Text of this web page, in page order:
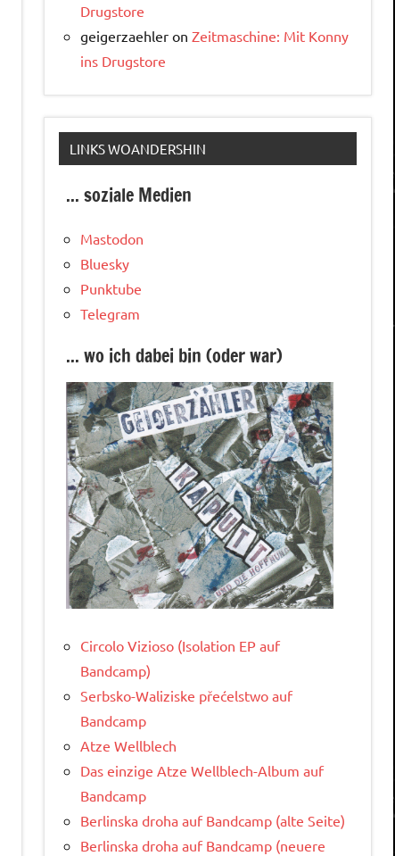
Drugstore
geigerzaehler on Zeitmaschine: Mit Konny
ins Drugstore
LINKS WOANDERSHIN
... soziale Medien
Mastodon
Bluesky
Punktube
Telegram
... wo ich dabei bin (oder war)
Circolo Vizioso (Isolation EP auf
Bandcamp)
Serbsko-Waliziske přećelstwo auf
Bandcamp
Atze Wellblech
Das einzige Atze Wellblech-Album auf
Bandcamp
Berlinska droha auf Bandcamp (alte Seite)
Berlinska droha auf Bandcamp (neuere